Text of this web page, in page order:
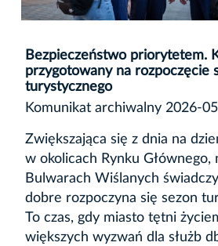
Bezpieczeństwo priorytetem.
przygotowany na rozpoczęcie
turystycznego
Komunikat archiwalny 2026-
Zwiększająca się z dnia na
w okolicach Rynku Głównego,
Bulwarach Wiślanych
dobre rozpoczyna się sezon
To czas, gdy miasto tętni
większych wyzwań dla służb